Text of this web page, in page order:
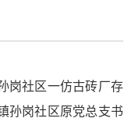
岗社区一仿古砖厂存
孙岗社区原党总支书